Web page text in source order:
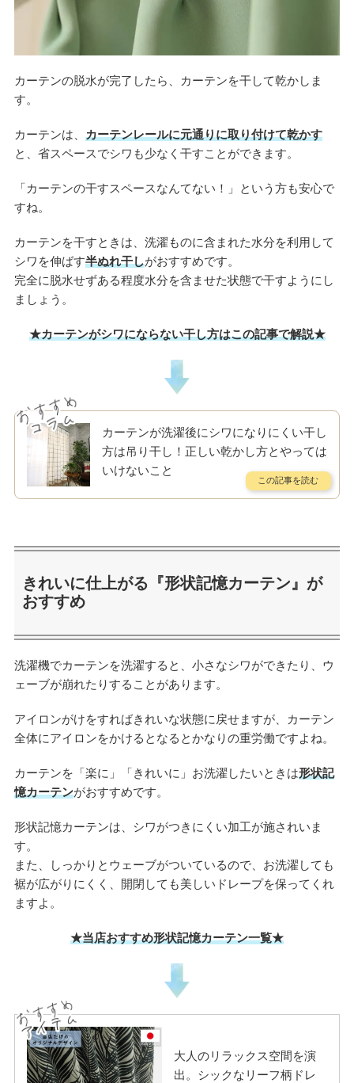
カーテンの脱水が完了したら、カーテンを干して乾かしま
す。
カーテンは、 カーテンレールに元通りに取り付けて乾かす
と、省スペースでシワも少なく干すことができます。
「カーテンの干すスペースなんてない！」という方も安心で
すね。
カーテンを干すときは、洗濯ものに含まれた水分を利用して
シワを伸ばす半ぬれ干しがおすすめです。
完全に脱水せずある程度水分を含ませた状態で干すようにし
ましょう。
★カーテンがシワにならない干し方はこの記事で解説★
カーテンが洗濯後にシワになりにくい干し
方は吊り干し！正しい乾かし方とやっては
いけないこと
きれいに仕上がる『形状記憶カーテン』が
おすすめ
洗濯機でカーテンを洗濯すると、小さなシワができたり、ウ
ェーブが崩れたりすることがあります。
アイロンがけをすればきれいな状態に戻せますが、カーテン
全体にアイロンをかけるとなるとかなりの重労働ですよね。
カーテンを「楽に」「きれいに」お洗濯したいときは形状記
憶カーテンがおすすめです。
形状記憶カーテンは、シワがつきにくい加工が施されいま
す。
また、しっかりとウェーブがついているので、お洗濯しても
裾が広がりにくく、開閉しても美しいドレープを保ってくれ
ますよ。
★当店おすすめ形状記憶カーテン一覧★
大人のリラックス空間を演
出。シックなリーフ柄ドレ